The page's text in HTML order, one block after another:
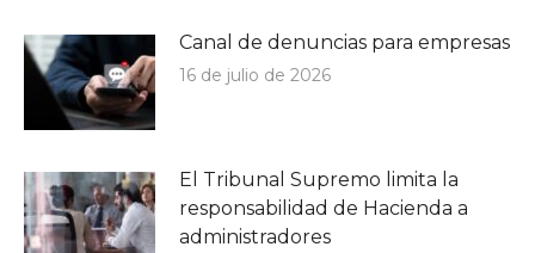
Canal de denuncias para empresas
16 de julio de 2026
El Tribunal Supremo limita la
responsabilidad de Hacienda a
administradores